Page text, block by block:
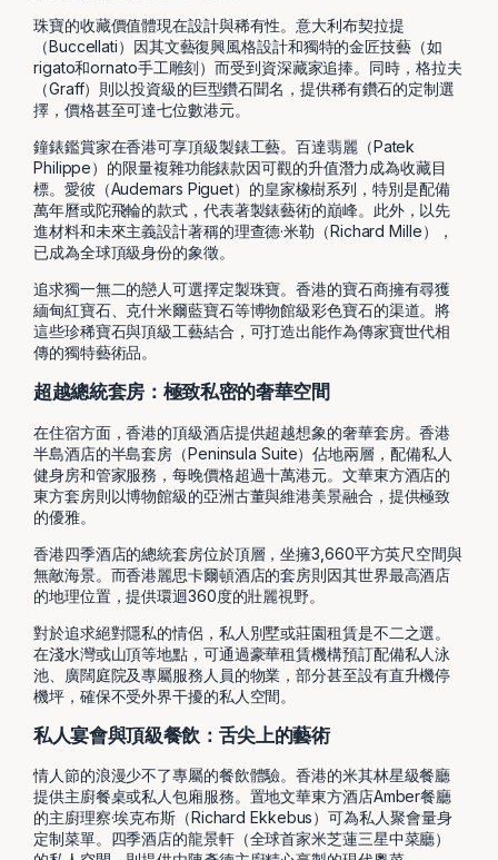
珠寶的收藏價值體現在設計與稀有性。意大利布契拉提
（Buccellati）因其文藝復興風格設計和獨特的金匠技藝（如
rigato和ornato手工雕刻）而受到資深藏家追捧。同時，格拉夫
（Graff）則以投資級的巨型鑽石聞名，提供稀有鑽石的定制選
擇，價格甚至可達七位數港元。
鐘錶鑑賞家在香港可享頂級製錶工藝。百達翡麗（Patek
Philippe）的限量複雜功能錶款因可觀的升值潛力成為收藏目
標。愛彼（Audemars Piguet）的皇家橡樹系列，特別是配備
萬年曆或陀飛輪的款式，代表著製錶藝術的巔峰。此外，以先
進材料和未來主義設計著稱的理查德·米勒（Richard Mille），
已成為全球頂級身份的象徵。
追求獨一無二的戀人可選擇定製珠寶。香港的寶石商擁有尋獲
緬甸紅寶石、克什米爾藍寶石等博物館級彩色寶石的渠道。將
這些珍稀寶石與頂級工藝結合，可打造出能作為傳家寶世代相
傳的獨特藝術品。
超越總統套房：極致私密的奢華空間
在住宿方面，香港的頂級酒店提供超越想象的奢華套房。香港
半島酒店的半島套房（Peninsula Suite）佔地兩層，配備私人
健身房和管家服務，每晚價格超過十萬港元。文華東方酒店的
東方套房則以博物館級的亞洲古董與維港美景融合，提供極致
的優雅。
香港四季酒店的總統套房位於頂層，坐擁3,660平方英尺空間與
無敵海景。而香港麗思卡爾頓酒店的套房則因其世界最高酒店
的地理位置，提供環迴360度的壯麗視野。
對於追求絕對隱私的情侶，私人別墅或莊園租賃是不二之選。
在淺水灣或山頂等地點，可通過豪華租賃機構預訂配備私人泳
池、廣闊庭院及專屬服務人員的物業，部分甚至設有直升機停
機坪，確保不受外界干擾的私人空間。
私人宴會與頂級餐飲：舌尖上的藝術
情人節的浪漫少不了專屬的餐飲體驗。香港的米其林星級餐廳
提供主廚餐桌或私人包廂服務。置地文華東方酒店Amber餐廳
的主廚理察·埃克布斯（Richard Ekkebus）可為私人聚會量身
定制菜單。四季酒店的龍景軒（全球首家米芝蓮三星中菜廳）